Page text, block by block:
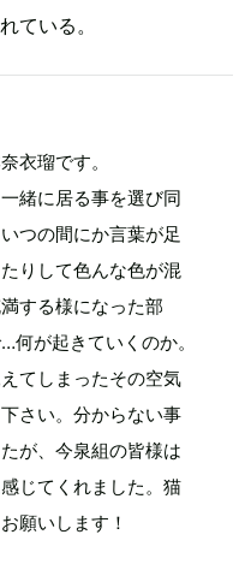
ている。
衣瑠です。
緒に居る事を選び同
つの間にか言葉が足
りして色んな色が混
する様になった部
が起きていくのか。
てしまったその空気
さい。分からない事
が、今泉組の皆様は
じてくれました。猫
願いします！